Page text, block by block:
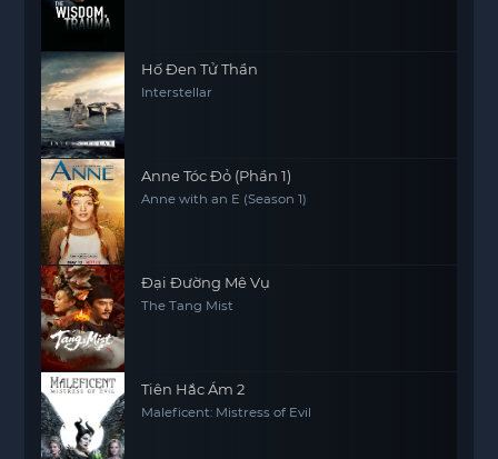
Hố Đen Tử Thần
Interstellar
Anne Tóc Đỏ (Phần 1)
Anne with an E (Season 1)
Đại Đường Mê Vụ
The Tang Mist
Tiên Hắc Ám 2
Maleficent: Mistress of Evil